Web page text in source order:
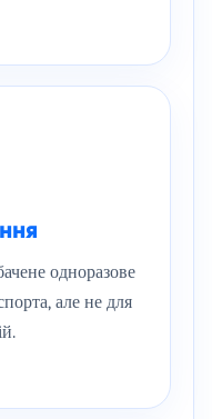
одноразове
але не для